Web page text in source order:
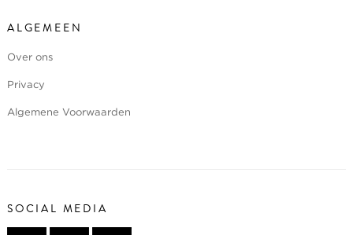
ALGEMEEN
Over ons
Privacy
Algemene Voorwaarden
SOCIAL MEDIA